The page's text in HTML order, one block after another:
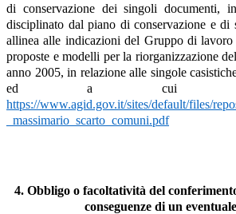
di conservazione dei singoli documenti,
disciplinato dal piano di conservazione e di
allinea alle indicazioni del Gruppo di
proposte e modelli per la riorganizzazione
anno 2005, in relazione alle singole
ed a cui si
https://www.agid.gov.it/sites/default/files/
_massimario_scarto_comuni.pdf
4. Obbligo o facoltatività del
conseguenze di un